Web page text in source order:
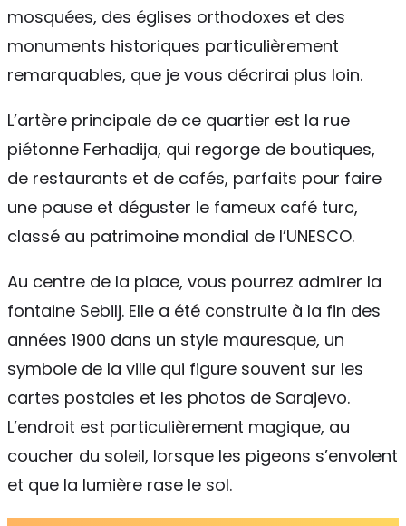
mosquées, des églises orthodoxes et des
monuments historiques particulièrement
remarquables, que je vous décrirai plus loin.
L’artère principale de ce quartier est la rue
piétonne Ferhadija, qui regorge de boutiques,
de restaurants et de cafés, parfaits pour faire
une pause et déguster le fameux café turc,
classé au patrimoine mondial de l’UNESCO.
Au centre de la place, vous pourrez admirer la
fontaine Sebilj. Elle a été construite à la fin des
années 1900 dans un style mauresque, un
symbole de la ville qui figure souvent sur les
cartes postales et les photos de Sarajevo.
L’endroit est particulièrement magique, au
coucher du soleil, lorsque les pigeons s’envolent
et que la lumière rase le sol.